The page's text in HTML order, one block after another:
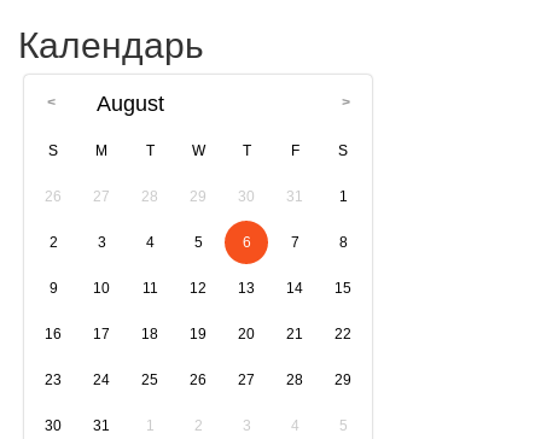
Календарь
August
S M T W T F S
26 27 28 29 30 31 1
2 3 4 5 6 7 8
9 10 11 12 13 14 15
16 17 18 19 20 21 22
23 24 25 26 27 28 29
30 31 1 2 3 4 5